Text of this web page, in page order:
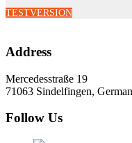
TESTVERSION
Address
Mercedesstraße 19
71063 Sindelfingen,
Follow Us